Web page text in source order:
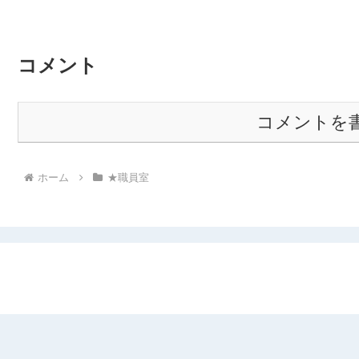
コメント
コメントを
ホーム ★職員室